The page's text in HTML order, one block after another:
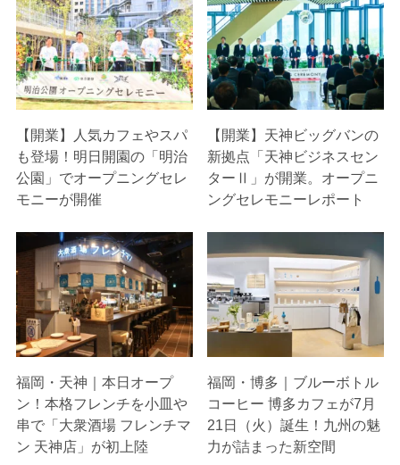
【開業】人気カフェやスパ
も登場！明日開園の「明治
公園」でオープニングセレ
モニーが開催
【開業】天神ビッグバンの
新拠点「天神ビジネスセン
ターⅡ」が開業。オープニ
ングセレモニーレポート
福岡・天神｜本日オープ
ン！本格フレンチを小皿や
串で「大衆酒場 フレンチマ
ン 天神店」が初上陸
福岡・博多｜ブルーボトル
コーヒー 博多カフェが7月
21日（火）誕生！九州の魅
力が詰まった新空間